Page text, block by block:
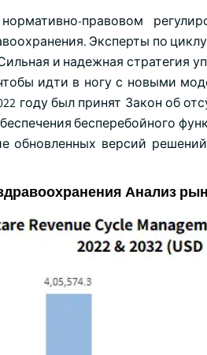
правовом
Эксперты по
и надежная стратегия
идти в ногу с новыми
году был принят Закон об
бесперебойного
обновленных версий
Анализ